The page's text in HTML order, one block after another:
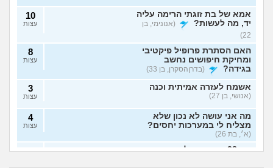
אמא של בת זוגתי הרימה עליה
יד, מה לעשות?
(אנונימי, בן
22)
10
עצות
האם הסתרת פרופיל פיקטיבי
ומחיקת חיפושים נחשב
בגידה?
(בדרןהסקרן, בן 33)
8
עצות
אשמח לעזרה אמיתית וכנה
(אנושי, בן 27)
3
עצות
מה אני עושה לא נכון שלא
מצליח לי במערכות יחסים?
(א׳, בת 26)
4
עצות
בת 28 ואף פעם לא הייתי
6
אבא של בעלי מסתכל
האם להתגרש בשביל
מה לעשות עם
הוא התאהב בבחורה